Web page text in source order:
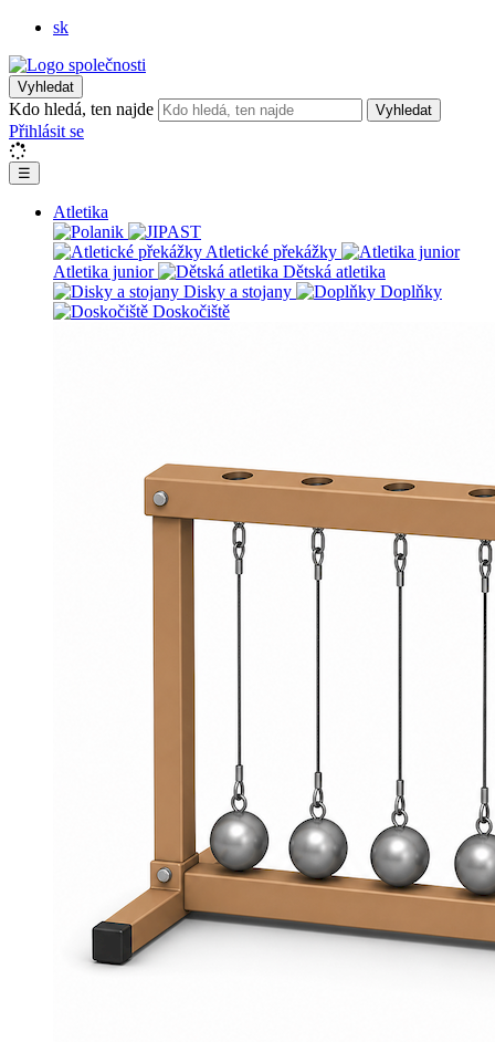
sk
Vyhledat
Kdo hledá, ten najde Vyhledat
Přihlásit se
☰
Atletika
Atletické překážky
Atletika junior
Dětská atletika
Disky a stojany
Doplňky
Doskočiště